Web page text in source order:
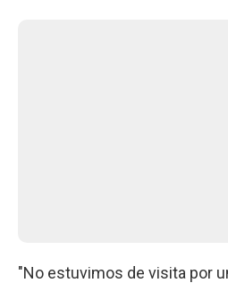
"No estuvimos de visita por